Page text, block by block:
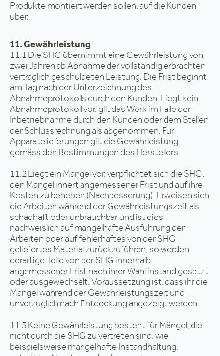
Produkte montiert werden sollen, auf die Kunden
über.
11. Gewährleistung
11.1 Die SHG übernimmt eine Gewährleistung von
zwei Jahren ab Abnahme der vollständig erbrachten
vertraglich geschuldeten Leistung. Die Frist beginnt
am Tag nach der Unterzeichnung des
Abnahmeprotokolls durch den Kunden. Liegt kein
Abnahmeprotokoll vor, gilt das Werk im Falle der
Inbetriebnahme durch den Kunden oder dem Stellen
der Schlussrechnung als abgenommen. Für
Apparatelieferungen gilt die Gewährleistung
gemäss den Bestimmungen des Herstellers.
11.2 Liegt ein Mangel vor, verpflichtet sich die SHG,
den Mangel innert angemessener Frist und auf ihre
Kosten zu beheben (Nachbesserung). Erweisen sich
die Arbeiten während der Gewährleistungszeit als
schadhaft oder unbrauchbar und ist dies
nachweislich auf mangelhafte Ausführung der
Arbeiten oder auf fehlerhaftes von der SHG
geliefertes Material zurückzuführen, so werden
derartige Teile von der SHG innerhalb
angemessener Frist nach ihrer Wahl instand gesetzt
oder ausgewechselt. Voraussetzung ist, dass ihr die
Mängel während der Gewährleistungszeit und
unverzüglich nach Entdeckung angezeigt werden.
11.3 Keine Gewährleistung besteht für Mängel, die
nicht durch die SHG zu vertreten sind, wie
beispielsweise mangelhafte Instandhaltung,